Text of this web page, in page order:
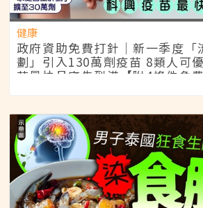
健康
政府資助免費打針｜新一季度「
劃」引入130萬劑疫苗 8類人可
苗最快月底先到港【附4條件免費